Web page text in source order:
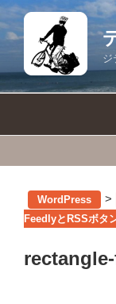
コ
ン
ジ
WordPress >
FeedlyとRSSボタ